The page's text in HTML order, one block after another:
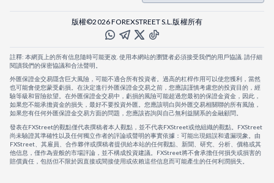
版權©2026 FOREXSTREET S.L.版權所有
註釋: 本網頁上的所有信息隨時可能更改. 使用本網站的瀏覽者必須接受我們的用戶協議. 請仔細
閱讀我們的保密協議和合法聲明。
外匯保證金交易隱含巨大風險，可能不適合所有投資者。過高的杠桿作用可以使您獲利，當然
也可能會使您蒙受虧損。在決定進行外匯保證金交易之前，您應該謹慎考慮您的投資目的，經
驗等級和冒險欲望。在外匯保證金交易中，虧損的風險可能超過您最初的保證金資金，因此，
如果您不能承擔資金的損失，最好不要投資外匯。您應該明白與外匯交易相關聯的所有風險，
如果您有任何外匯保證金交易方面的問題，您應該咨詢與自己無利益關系的金融顧問。
發表在FXStreet的觀點僅代表撰稿者本人觀點，並不代表FXStreet或他組織的觀點。FXStreet
尚未驗證其準確性以及任何獨立作者的評論或聲明的事實依據：可能出現錯誤和遺漏現象。由
FXStreet、其雇員、合作夥伴或撰稿者提供給本站的任何觀點、新聞、研究、分析、價格或其
他信息，僅作為壹般的市場評論，並不構成投資建議。FXStreet將不會承擔任何損失或損害的
賠償責任，包括但不限於因直接或間接使用或依賴這些信息而可能產生的任何利潤損失。